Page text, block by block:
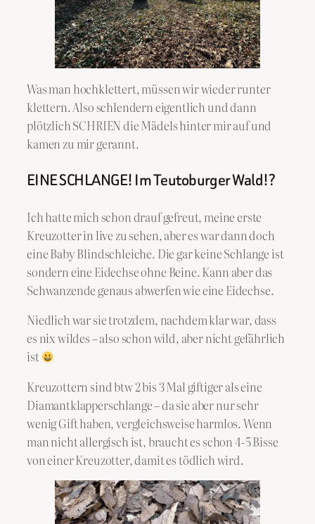
Was man hochklettert, müssen wir wieder runter
klettern. Also schlendern eigentlich und dann
plötzlich SCHRIEN die Mädels hinter mir auf und
kamen zu mir gerannt.
EINE SCHLANGE! Im Teutoburger Wald!?
Ich hatte mich schon drauf gefreut, meine erste
Kreuzotter in live zu sehen, aber es war dann doch
eine Baby Blindschleiche. Die gar keine Schlange ist
sondern eine Eidechse ohne Beine. Kann aber das
Schwanzende genaus abwerfen wie eine Eidechse.
Niedlich war sie trotzdem, nachdem klar war, dass
es nix wildes – also schon wild, aber nicht gefährlich
ist
Kreuzottern sind btw 2 bis 3 Mal giftiger als eine
Diamantklapperschlange – da sie aber nur sehr
wenig Gift haben, vergleichsweise harmlos. Wenn
man nicht allergisch ist, braucht es schon 4-5 Bisse
von einer Kreuzotter, damit es tödlich wird.